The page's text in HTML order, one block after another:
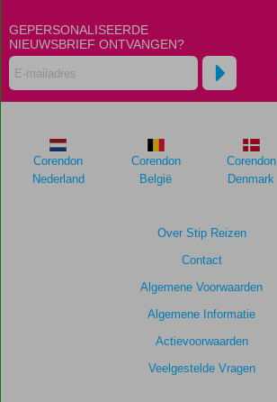
GEPERSONALISEERDE
NIEUWSBRIEF ONTVANGEN?
Over Stip Reizen
Contact
Algemene Voorwaarden
Algemene Informatie
Actievoorwaarden
Veelgestelde Vragen
Corendon
Nederland
Corendon
België
Corendon
Denmark